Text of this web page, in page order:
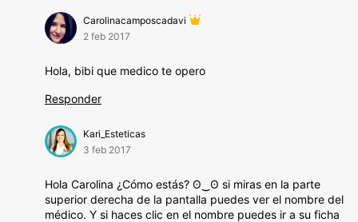
Carolinacamposcadavi
2 feb 2017
Hola, bibi que medico te opero
Responder
Kari_Esteticas
3 feb 2017
Hola Carolina ¿Cómo estás? ʘ‿ʘ si miras en la parte
superior derecha de la pantalla puedes ver el nombre del
médico. Y si haces clic en el nombre puedes ir a su ficha